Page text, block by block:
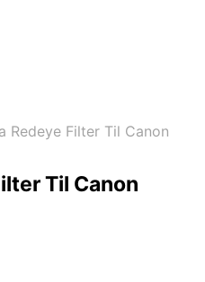
Redeye Filter Til Canon
Til Canon